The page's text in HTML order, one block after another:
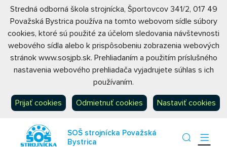
Stredná odborná škola strojnícka, Športovcov 341/2, 017 49
Považská Bystrica používa na tomto webovom sídle súbory
cookies, ktoré sú použité za účelom sledovania návštevnosti
webového sídla alebo k prispôsobeniu zobrazenia webových
stránok www.sosjpb.sk. Prehliadaním a použitím príslušného
nastavenia webového prehliadača vyjadrujete súhlas s ich
používaním.
Prijať cookies Odmietnuť cookies Nastaviť cookies
SOŠ strojnícka Považská
Bystrica